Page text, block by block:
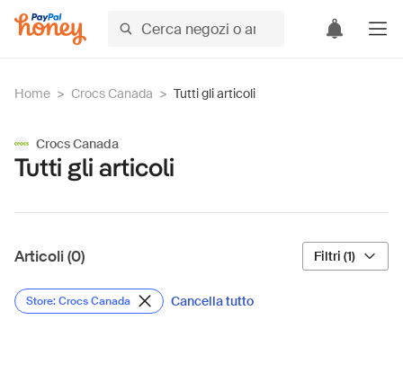
Home > Crocs Canada > Tutti gli articoli
Crocs Canada
Tutti gli articoli
Articoli (0) Filtri (1)
Store: Crocs Canada Cancella tutto